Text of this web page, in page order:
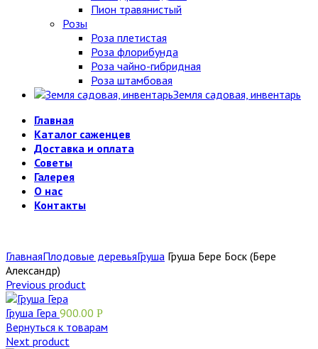
Пион травянистый
Розы
Роза плетистая
Роза флорибунда
Роза чайно-гибридная
Роза штамбовая
Земля садовая, инвентарь
Главная
Каталог саженцев
Доставка и оплата
Советы
Галерея
О нас
Контакты
ГлавнаяПлодовые деревьяГруша Груша Бере Боск (Бере
Александр)
Previous product
Груша Гера 900.00 Р
Вернуться к товарам
Next product